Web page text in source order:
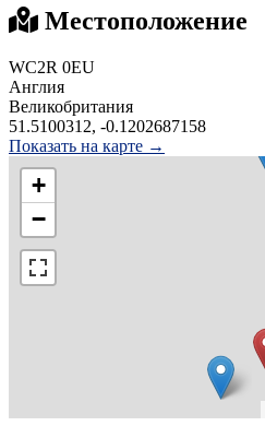
Местоположение
WC2R 0EU
Англия
Великобритания
51.5100312, -0.1202687158
Показать на карте →
+
−